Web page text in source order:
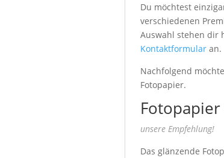
Du möchtest
verschiedenen
Auswahl stehen dir
Kontaktformular an.
Nachfolgend
Fotopapier.
Fotopapier
unsere Empfehlung!
Das glänzende